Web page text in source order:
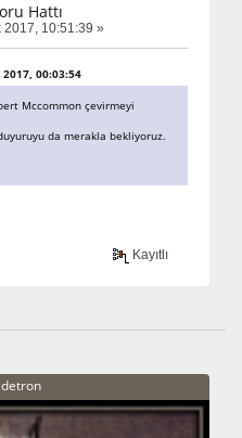
Hattı
2017, 10:51:39 »
00:03:54
Mccommon çevirmeyi
da merakla bekliyoruz.
Kayıtlı